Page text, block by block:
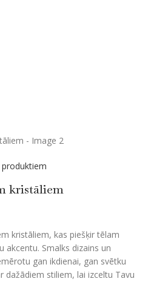
kristāliem
kristāliem, kas piešķir tēlam
akcentu. Smalks dizains un
gan ikdienai, gan svētku
dažādiem stiliem, lai izceltu Tavu